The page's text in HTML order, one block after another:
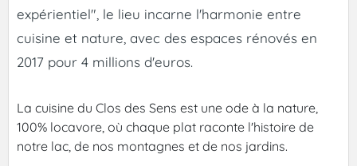
expérientiel", le lieu incarne l'harmonie entre
cuisine et nature, avec des espaces rénovés en
2017 pour 4 millions d'euros.
La cuisine du Clos des Sens est une ode à la nature,
100% locavore, où chaque plat raconte l'histoire de
notre lac, de nos montagnes et de nos jardins.